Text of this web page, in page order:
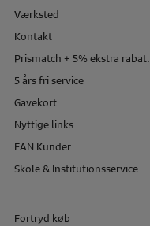
Værksted
Kontakt
Prismatch + 5% ekstra rabat.
5 års fri service
Gavekort
Nyttige links
EAN Kunder
Skole & Institutionsservice
Fortryd køb